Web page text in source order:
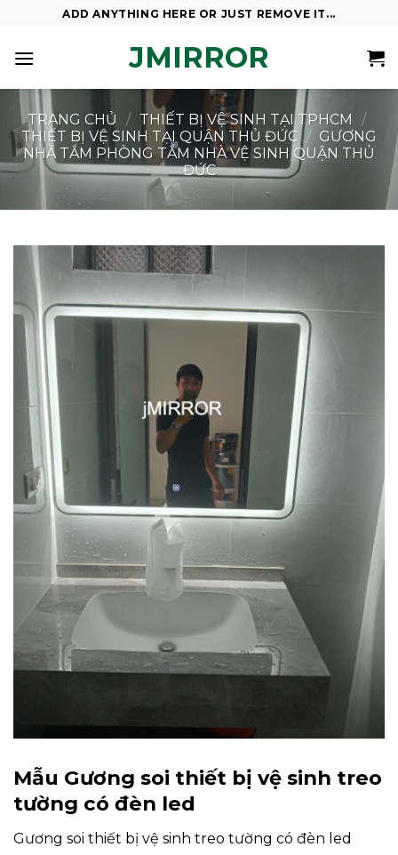
content
ADD ANYTHING HERE OR JUST REMOVE IT...
JMIRROR
TRANG CHỦ / THIẾT BỊ VỆ SINH TẠI TPHCM
/
THIẾT BỊ VỆ SINH TẠI QUẬN THỦ ĐỨC / GƯƠNG
NHÀ TẮM PHÒNG TẮM NHÀ VỆ SINH QUẬN THỦ
ĐỨC
Mẫu Gương soi thiết bị vệ sinh treo
tường có đèn led
Gương soi thiết bị vệ sinh treo tường có đèn led